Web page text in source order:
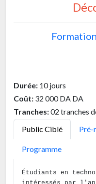
Durée: 10 jours
Coût: 32 000 DA DA
Tranches:02 tranches
Public Ciblé
Pré-
Programme
Étudiants en